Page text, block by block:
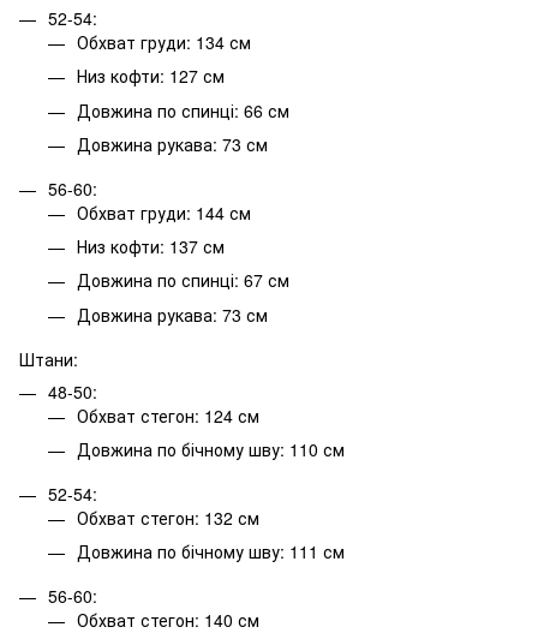
52-54:
Обхват груди: 134 см
Низ кофти: 127 см
Довжина по спинці: 66 см
Довжина рукава: 73 см
56-60:
Обхват груди: 144 см
Низ кофти: 137 см
Довжина по спинці: 67 см
Довжина рукава: 73 см
Штани:
48-50:
Обхват стегон: 124 см
Довжина по бічному шву: 110 см
52-54:
Обхват стегон: 132 см
Довжина по бічному шву: 111 см
56-60:
Обхват стегон: 140 см